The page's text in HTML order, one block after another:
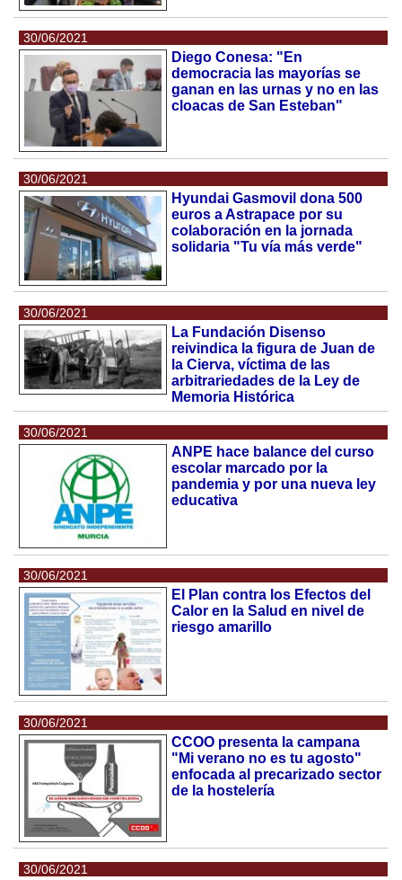
30/06/2021
Diego Conesa: "En
democracia las mayorías se
ganan en las urnas y no en las
cloacas de San Esteban"
30/06/2021
Hyundai Gasmovil dona 500
euros a Astrapace por su
colaboración en la jornada
solidaria "Tu vía más verde"
30/06/2021
La Fundación Disenso
reivindica la figura de Juan de
la Cierva, víctima de las
arbitrariedades de la Ley de
Memoria Histórica
30/06/2021
ANPE hace balance del curso
escolar marcado por la
pandemia y por una nueva ley
educativa
30/06/2021
El Plan contra los Efectos del
Calor en la Salud en nivel de
riesgo amarillo
30/06/2021
CCOO presenta la campana
"Mi verano no es tu agosto"
enfocada al precarizado sector
de la hostelería
30/06/2021